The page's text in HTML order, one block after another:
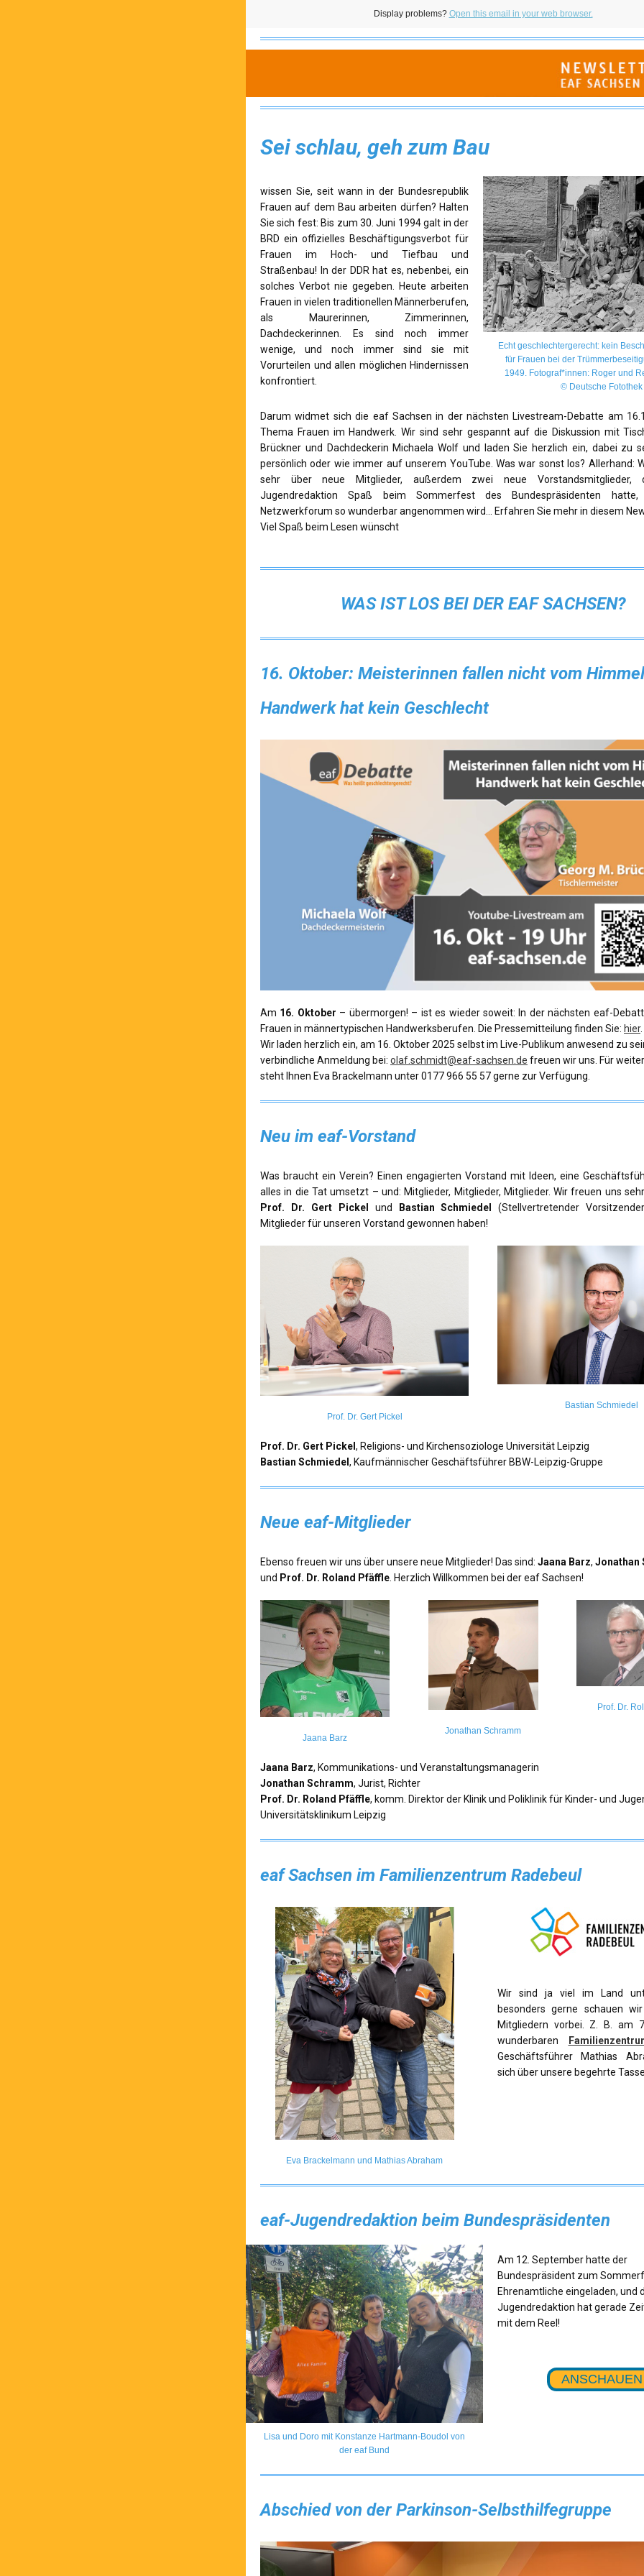
Display problems? Open this email in your web browser.
Sei schlau, geh zum Bau
wissen Sie, seit wann in der Bundesrepublik
Frauen auf dem Bau arbeiten dürfen? Halten
Sie sich fest: Bis zum 30. Juni 1994 galt in der
BRD ein offizielles Beschäftigungsverbot für
Frauen im Hoch- und Tiefbau und
Straßenbau! In der DDR hat es, nebenbei, ein
solches Verbot nie gegeben. Heute arbeiten
Frauen in vielen traditionellen Männerberufen,
als Maurerinnen, Zimmerinnen,
Dachdeckerinnen. Es sind noch immer
wenige, und noch immer sind sie mit
Vorurteilen und allen möglichen Hindernissen
konfrontiert.
Echt geschlechtergerecht: kein
für Frauen bei der
1949. Fotograf*innen: Roger und
© Deutsche Fotothek
Darum widmet sich die eaf Sachsen in der nächsten Livestream-Debatte am
Thema Frauen im Handwerk. Wir sind sehr gespannt auf die Diskussion mit
Brückner und Dachdeckerin Michaela Wolf und laden Sie herzlich ein, dabei zu
persönlich oder wie immer auf unserem YouTube. Was war sonst los? Allerhand:
sehr über neue Mitglieder, außerdem zwei neue Vorstandsmitglieder,
Jugendredaktion Spaß beim Sommerfest des Bundespräsidenten
Netzwerkforum so wunderbar angenommen wird... Erfahren Sie mehr in diesem
Viel Spaß beim Lesen wünscht
WAS IST LOS BEI DER EAF SACHSEN?
16. Oktober: Meisterinnen fallen nicht vom
Handwerk hat kein Geschlecht
Am 16. Oktober – übermorgen! – ist es wieder soweit: In der nächsten eaf-
Frauen in männertypischen Handwerksberufen. Die Pressemitteilung finden Sie: hier.
Wir laden herzlich ein, am 16. Oktober 2025 selbst im Live-Publikum anwesend zu
verbindliche Anmeldung bei: olaf.schmidt@eaf-sachsen.de freuen wir uns. Für
steht Ihnen Eva Brackelmann unter 0177 966 55 57 gerne zur Verfügung.
Neu im eaf-Vorstand
Was braucht ein Verein? Einen engagierten Vorstand mit Ideen, eine
alles in die Tat umsetzt – und: Mitglieder, Mitglieder, Mitglieder. Wir freuen uns
Prof. Dr. Gert Pickel
und Bastian Schmiedel
(Stellvertretender
Mitglieder für unseren Vorstand gewonnen haben!
Prof. Dr. Gert Pickel
Bastian Schmiedel
Prof. Dr. Gert Pickel , Religions- und Kirchensoziologe Universität Leipzig
Bastian Schmiedel , Kaufmännischer Geschäftsführer BBW-Leipzig-Gruppe
Neue eaf-Mitglieder
Ebenso freuen wir uns über unsere neue Mitglieder! Das sind: Jaana Barz, Jonathan
und Prof. Dr. Roland Pfäffle . Herzlich Willkommen bei der eaf Sachsen!
Jaana Barz
Jonathan Schramm
Prof. Dr.
Jaana Barz, Kommunikations- und Veranstaltungsmanagerin
Jonathan Schramm, Jurist, Richter
Prof. Dr. Roland Pfäffle, komm. Direktor der Klinik und Poliklinik für Kinder- und
Universitätsklinikum Leipzig
eaf Sachsen im Familienzentrum Radebeul
Eva Brackelmann und Mathias Abraham
Wir sind ja viel im Land
besonders gerne schauen
Mitgliedern vorbei. Z. B. am
wunderbaren
Geschäftsführer Mathias
sich über unsere begehrte
eaf-Jugendredaktion beim Bundespräsidenten
Lisa und Doro mit Konstanze Hartmann-Boudol von
der eaf Bund
Am 12. September hatte der
Bundespräsident zum
Ehrenamtliche eingeladen, und
Jugendredaktion hat gerade
mit dem Reel!
ANSCHAUEN
Abschied von der Parkinson-Selbsthilfegruppe